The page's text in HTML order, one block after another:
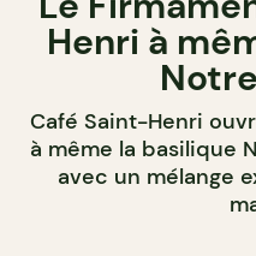
Henri à
Café Saint-Henri
à même la basilique
avec un mélange